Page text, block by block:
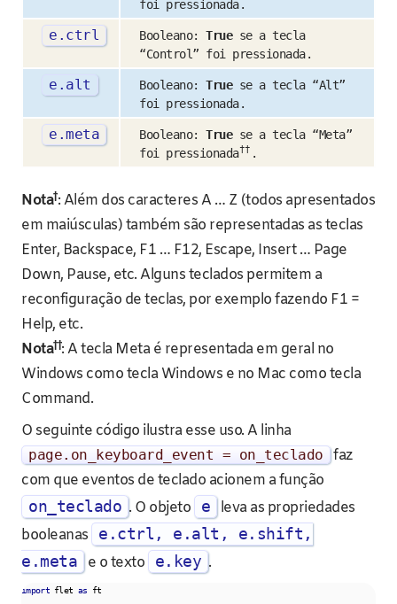
foi pressionada.
e . ctrl Booleano:Truese a tecla
“Control” foi pressionada.
e . alt Booleano:Truese a tecla “Alt”
foi pressionada.
e .meta Booleano:Truese a tecla “Meta”
foi pressionada†† .
Nota†: Além dos caracteres A … Z (todos apresentados
em maiúsculas) também são representadas as teclas
Enter, Backspace, F1 … F12, Escape, Insert … Page
Down, Pause, etc. Alguns teclados permitem a
reconfiguração de teclas, por exemplo fazendo F1 =
Help, etc.
Nota††: A tecla Meta é representada em geral no
Windows como tecla Windows e no Mac como tecla
Command.
O seguinte código ilustra esse uso. A linha
page. on_keyboard_event = on_teclado faz
com que eventos de teclado acionem a função
on_teclado . O objeto e
leva as propriedades
booleanas
e.ctrl, e.alt, e.shift,
e.meta
e o texto e.key .
import flet as ft